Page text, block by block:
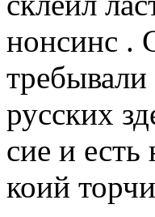
нонсинс .
русских
сие и
коий